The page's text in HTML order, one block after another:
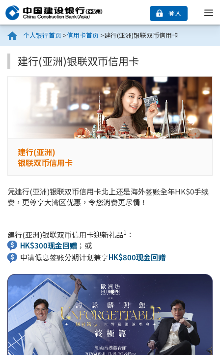
登入
个人银行首页 >信用卡首页 >建行(亚洲)银联双币信用卡
建行(亚洲)银联双币信用卡
建行(亚洲)
银联双币信用卡
凭建行(亚洲)银联双币信用卡北上还是海外签账全年HK$0手续
费，更尊享大湾区优惠，令您消费更尽情！
建行(亚洲)银联双币信用卡迎新礼品1 ：
HK$300现金回赠 ；或
申请低息签账分期计划兼享HK$800现金回赠